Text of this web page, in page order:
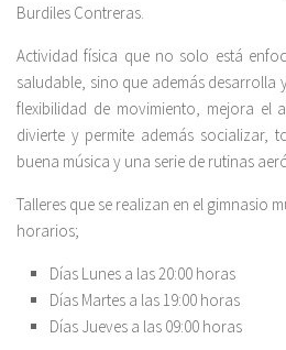
Burdiles Contreras.
Actividad física que no solo está
saludable, sino que además
flexibilidad de movimiento, mejora el
divierte y permite además
buena música y una serie de rutinas
Talleres que se realizan en el gimnasio
horarios;
Días Lunes a las 20:00 horas
Días Martes a las 19:00 horas
Días Jueves a las 09:00 horas